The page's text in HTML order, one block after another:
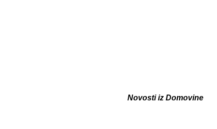
Novosti iz Domovine